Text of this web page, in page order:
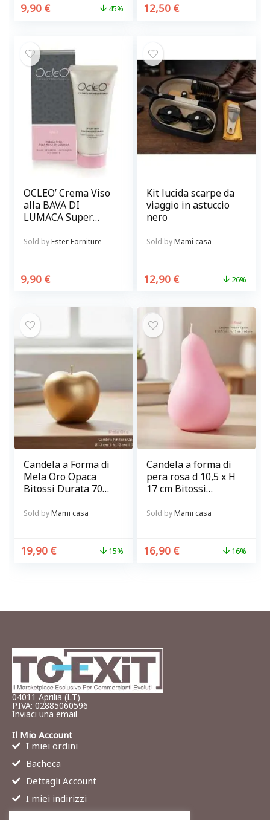
9,90 € 45% 12,50 €
OCLEO’ Crema Viso
alla BAVA DI
LUMACA Super
antirughe
Sold byEster Forniture
9,90 €
Kit lucida scarpe da
viaggio in astuccio
nero
Sold byMami casa
12,90 € 26%
Candela a Forma di
Mela Oro Opaca
Bitossi Durata 70
Sold byMami casa
19,90 € 15%
Candela a forma di
pera rosa d 10,5 x H
17 cm Bitossi
Sold byMami casa
16,90 € 16%
04011 Aprilia (LT)
P.IVA: 02885060596
Inviaci una email
Il Mio Account
I miei ordini
Bacheca
Dettagli Account
I miei indirizzi